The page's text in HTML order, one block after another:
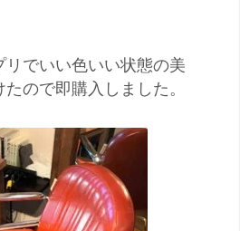
リでいい色いい状態の美
ので即購入しました。